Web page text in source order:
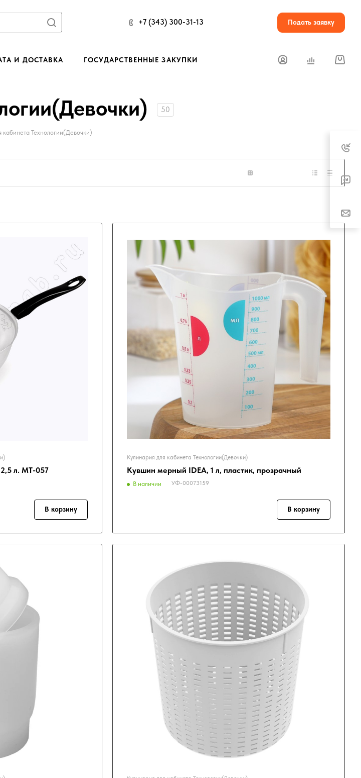
+7 (343) 300-31-13 Подать заявку
И ДОСТАВКА ГОСУДАРСТВЕННЫЕ ЗАКУПКИ
50
кабинета Технологии(Девочки)
л. МТ-057
В корзину
Кулинария для кабинета Технологии(Девочки)
Кувшин мерный IDEA, 1 л, пластик, прозрачный
В наличии УФ-00073159
В корзину